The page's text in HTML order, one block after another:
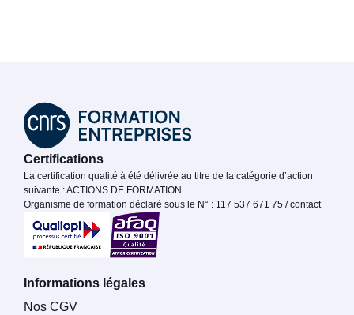
Certifications
La certification qualité à été délivrée au titre de la catégorie d’action
suivante : ACTIONS DE FORMATION
Organisme de formation déclaré sous le N° : 117 537 671 75 / contact
Informations légales
Nos CGV